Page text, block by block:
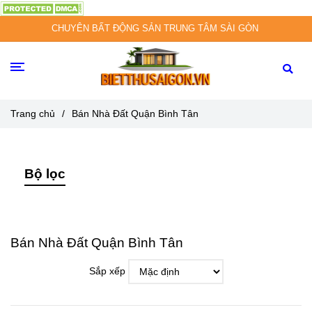
CHUYÊN BẤT ĐỘNG SẢN TRUNG TÂM SÀI GÒN
Trang chủ / Bán Nhà Đất Quận Bình Tân
Bộ lọc
Bán Nhà Đất Quận Bình Tân
Sắp xếp